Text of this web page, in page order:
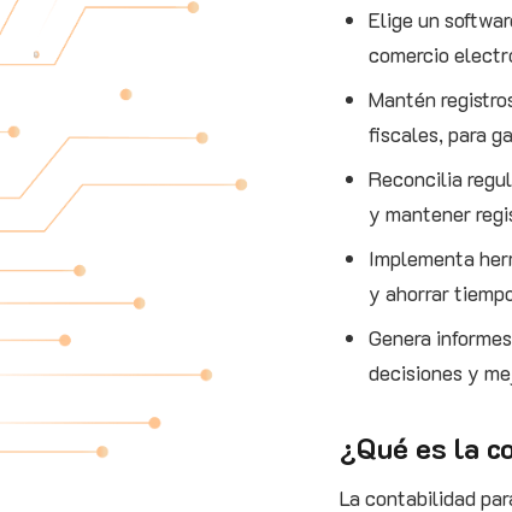
Elige un
comercio
Mantén
fiscales, para
Reconcilia
y mantener
Implementa
y ahorrar
Genera
decisiones y
¿Qué es la
La contabilidad